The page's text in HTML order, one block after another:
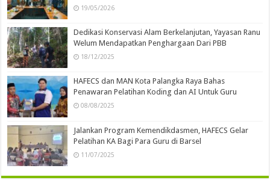
19/05/2026
Dedikasi Konservasi Alam Berkelanjutan, Yayasan Ranu
Welum Mendapatkan Penghargaan Dari PBB
18/12/2025
HAFECS dan MAN Kota Palangka Raya Bahas
Penawaran Pelatihan Koding dan AI Untuk Guru
08/08/2025
Jalankan Program Kemendikdasmen, HAFECS Gelar
Pelatihan KA Bagi Para Guru di Barsel
11/07/2025